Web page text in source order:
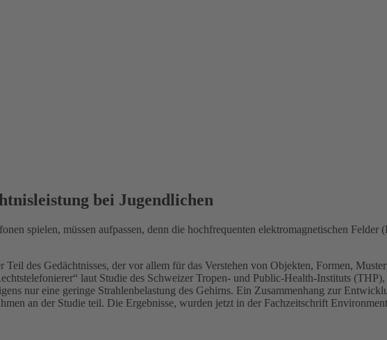
bei Jugendlichen
spielen, müssen aufpassen, denn die hochfrequenten elektromagnetischen
des Gedächtnisses, der vor allem für das Verstehen von Objekten, Formen,
laut Studie des Schweizer Tropen- und Public-Health-Instituts
nur eine geringe Strahlenbelastung des Gehirns. Ein Zusammenhang zur
an der Studie teil. Die Ergebnisse, wurden jetzt in der Fachzeitschrift